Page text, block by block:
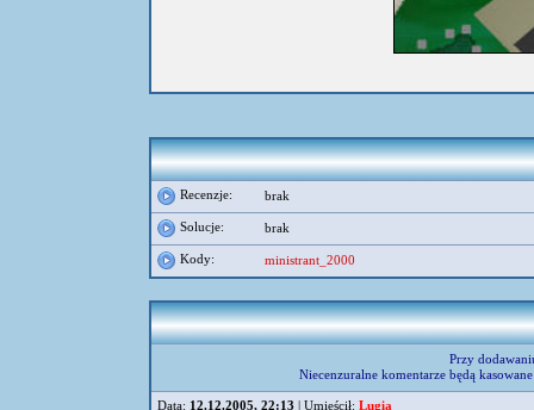
Recenzje: brak
Solucje: brak
Kody: ministrant_2000
Przy
Niecenzuralne komentarze będą
Data: 12.12.2005, 22:13 | Umieścił: Lugia